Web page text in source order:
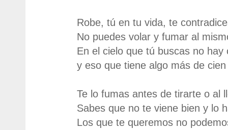
Robe, tú en tu vida, te
No puedes volar y fumar al
En el cielo que tú buscas no hay
y eso que tiene algo más de
Te lo fumas antes de tirarte o al
Sabes que no te viene bien y lo
Los que te queremos no